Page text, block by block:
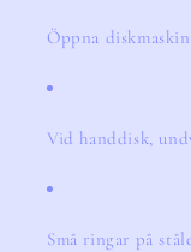
Öppna
Vid handdisk,
Små ringar på